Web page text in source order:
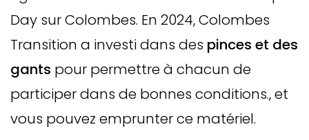
Day sur Colombes. En 2024, Colombes
Transition a investi dans des pinces et des
gants pour permettre à chacun de
participer dans de bonnes conditions., et
vous pouvez emprunter ce matériel.